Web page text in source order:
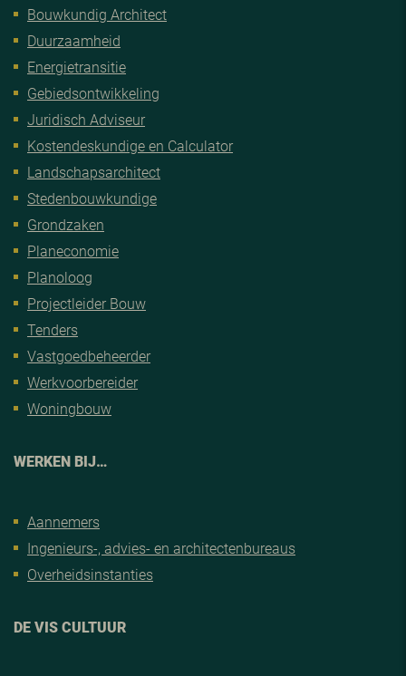
Bouwkundig Architect
Duurzaamheid
Energietransitie
Gebiedsontwikkeling
Juridisch Adviseur
Kostendeskundige en Calculator
Landschapsarchitect
Stedenbouwkundige
Grondzaken
Planeconomie
Planoloog
Projectleider Bouw
Tenders
Vastgoedbeheerder
Werkvoorbereider
Woningbouw
WERKEN BIJ…
Aannemers
Ingenieurs-, advies- en architectenbureaus
Overheidsinstanties
DE VIS CULTUUR